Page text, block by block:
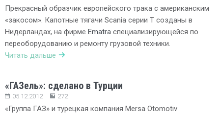
Прекрасный образчик европейского трака с американским
«закосом». Капотные тягачи Scania серии Т созданы в
Нидерландах, на фирме Ematra специализирующейся по
переоборудованию и ремонту грузовой техники.
Читать дальше
«ГАЗель»: сделано в Турции
05.12.2012 272
«Группа ГАЗ» и турецкая компания Mersa Otomotiv